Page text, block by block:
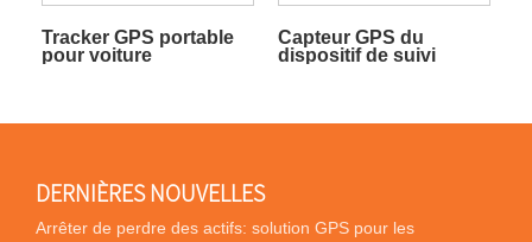
Tracker GPS portable
pour voiture
Capteur GPS du
dispositif de suivi
DERNIÈRES NOUVELLES
Arrêter de perdre des actifs: solution GPS pour les